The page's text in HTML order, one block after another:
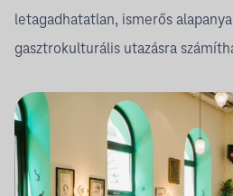
letagadhatatlan, ismerős
gasztrokulturális utazásra